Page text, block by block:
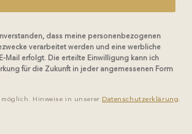
dass meine personenbezogenen
verarbeitet werden und eine werbliche
Mail erfolgt. Die erteilte Einwilligung kann ich
für die Zukunft in jeder angemessenen Form
Hinweise in unserer Datenschutzerklärung.